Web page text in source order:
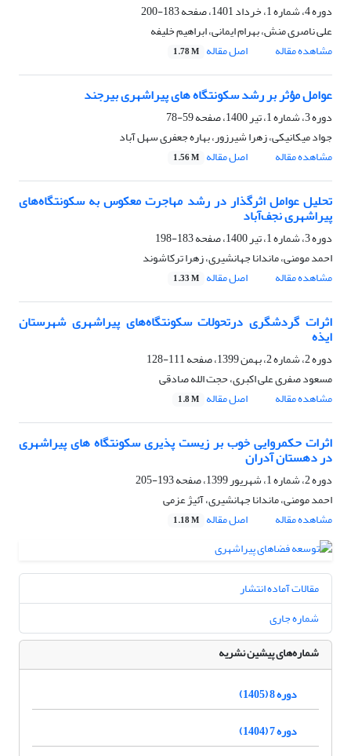
دوره 4، شماره 1، خرداد 1401، صفحه
183-200
علی ناصری منش، بهرام ایمانی، ابراهیم خلیفه
مشاهده مقاله
اصل مقاله 1.78 M
عوامل مؤثر بر رشد سکونتگاه های پیراشهری بیرجند
دوره 3، شماره 1، تیر 1400، صفحه
59-78
جواد میکانیکی، زهرا شیرزور، بهاره جعفری سهل آباد
مشاهده مقاله
اصل مقاله 1.56 M
تحلیل عوامل اثرگذار در رشد مهاجرت معکوس به سکونتگاه‌های
پیراشهری نجف‌آباد
دوره 3، شماره 1، تیر 1400، صفحه
183-198
احمد مومنی، ماندانا جهانشیری، زهرا ترکاشوند
مشاهده مقاله
اصل مقاله 1.33 M
اثرات گردشگری درتحولات سکونتگاه‌های پیراشهری شهرستان
ایذه
دوره 2، شماره 2، بهمن 1399، صفحه
111-128
مسعود صفری علی اکبری، حجت الله صادقی
مشاهده مقاله
اصل مقاله 1.8 M
اثرات حکمروایی خوب بر زیست پذیری سکونتگاه های پیراشهری
در دهستان آدران
دوره 2، شماره 1، شهریور 1399، صفحه
193-205
احمد مومنی، ماندانا جهانشیری، آئیژ عزمی
مشاهده مقاله
اصل مقاله 1.18 M
مقالات آماده انتشار
شماره جاری
شماره‌های پیشین نشریه
دوره 8 (1405)
دوره 7 (1404)